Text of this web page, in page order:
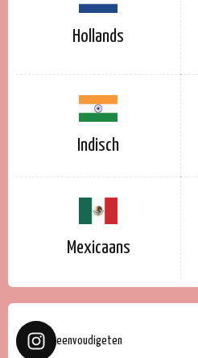
Hollands
Indisch
Mexicaans
eenvoudigeten